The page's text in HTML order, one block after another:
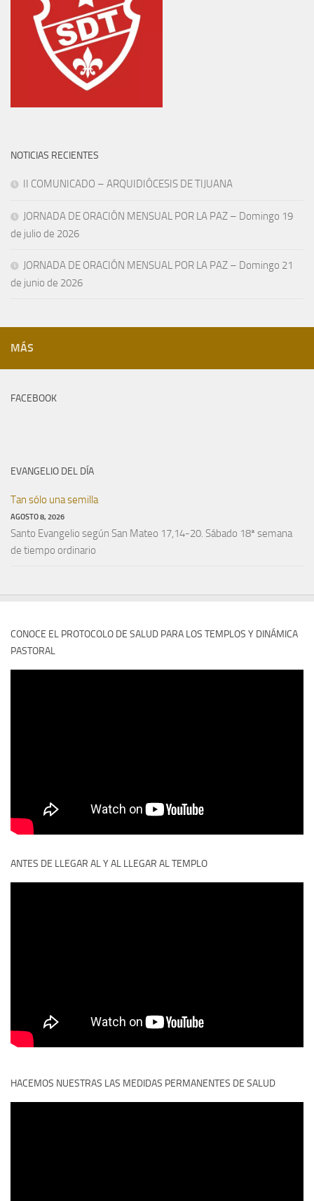
NOTICIAS RECIENTES
II COMUNICADO – ARQUIDIÓCESIS DE TIJUANA
JORNADA DE ORACIÓN MENSUAL POR LA PAZ – Domingo 19
de julio de 2026
JORNADA DE ORACIÓN MENSUAL POR LA PAZ – Domingo 21
de junio de 2026
MÁS
FACEBOOK
EVANGELIO DEL DÍA
Tan sólo una semilla
AGOSTO 8, 2026
Santo Evangelio según San Mateo 17,14-20. Sábado 18ª semana
de tiempo ordinario
CONOCE EL PROTOCOLO DE SALUD PARA LOS TEMPLOS Y DINÁMICA
PASTORAL
ANTES DE LLEGAR AL Y AL LLEGAR AL TEMPLO
HACEMOS NUESTRAS LAS MEDIDAS PERMANENTES DE SALUD